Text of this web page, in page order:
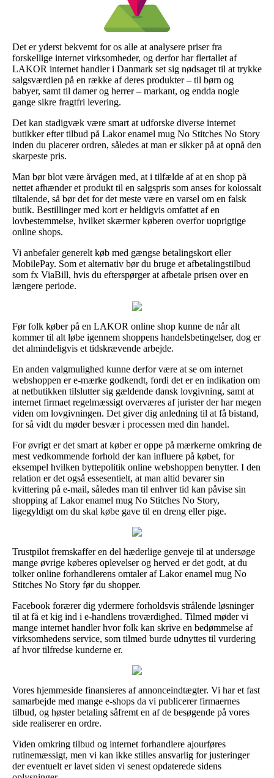
Det er yderst bekvemt for os alle at analysere priser fra
forskellige internet virksomheder, og derfor har flertallet af
LAKOR internet handler i Danmark set sig nødsaget til at trykke
salgsværdien på en række af deres produkter – til børn og
babyer, samt til damer og herrer – markant, og endda nogle
gange sikre fragtfri levering.
Det kan stadigvæk være smart at udforske diverse internet
butikker efter tilbud på Lakor enamel mug No Stitches No Story
inden du placerer ordren, således at man er sikker på at opnå den
skarpeste pris.
Man bør blot være årvågen med, at i tilfælde af at en shop på
nettet afhænder et produkt til en salgspris som anses for kolossalt
tiltalende, så bør det for det meste være en varsel om en falsk
butik. Bestillinger med kort er heldigvis omfattet af en
lovbestemmelse, hvilket skærmer køberen overfor uoprigtige
online shops.
Vi anbefaler generelt køb med gængse betalingskort eller
MobilePay. Som et alternativ bør du bruge et afbetalingstilbud
som fx ViaBill, hvis du efterspørger at afbetale prisen over en
længere periode.
Før folk køber på en LAKOR online shop kunne de når alt
kommer til alt løbe igennem shoppens handelsbetingelser, dog er
det almindeligvis et tidskrævende arbejde.
En anden valgmulighed kunne derfor være at se om internet
webshoppen er e-mærke godkendt, fordi det er en indikation om
at netbutikken tilslutter sig gældende dansk lovgivning, samt at
internet firmaet regelmæssigt overværes af jurister der har megen
viden om lovgivningen. Det giver dig anledning til at få bistand,
for så vidt du møder besvær i processen med din handel.
For øvrigt er det smart at køber er oppe på mærkerne omkring de
mest vedkommende forhold der kan influere på købet, for
eksempel hvilken byttepolitik online webshoppen benytter. I den
relation er det også essesentielt, at man altid bevarer sin
kvittering på e-mail, således man til enhver tid kan påvise sin
shopping af Lakor enamel mug No Stitches No Story,
ligegyldigt om du skal købe gave til en dreng eller pige.
Trustpilot fremskaffer en del hæderlige genveje til at undersøge
mange øvrige køberes oplevelser og herved er det godt, at du
tolker online forhandlerens omtaler af Lakor enamel mug No
Stitches No Story før du shopper.
Facebook forærer dig ydermere forholdsvis strålende løsninger
til at få et kig ind i e-handlens troværdighed. Tilmed møder vi
mange internet handler hvor folk kan skrive en bedømmelse af
virksomhedens service, som tilmed burde udnyttes til vurdering
af hvor tilfredse kunderne er.
Vores hjemmeside finansieres af annonceindtægter. Vi har et fast
samarbejde med mange e-shops da vi publicerer firmaernes
tilbud, og høster betaling såfremt en af de besøgende på vores
side realiserer en ordre.
Viden omkring tilbud og internet forhandlere ajourføres
rutinemæssigt, men vi kan ikke stilles ansvarlig for justeringer
der eventuelt er lavet siden vi senest opdaterede sidens